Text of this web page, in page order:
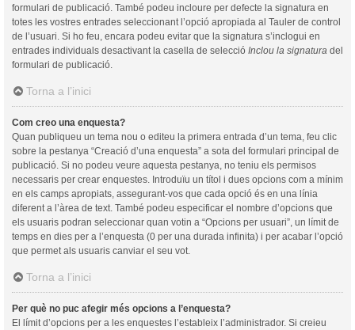
formulari de publicació. També podeu incloure per defecte la signatura en
totes les vostres entrades seleccionant l’opció apropiada al Tauler de control
de l’usuari. Si ho feu, encara podeu evitar que la signatura s’inclogui en
entrades individuals desactivant la casella de selecció Inclou la signatura del
formulari de publicació.
Torna a l’inici
Com creo una enquesta?
Quan publiqueu un tema nou o editeu la primera entrada d’un tema, feu clic
sobre la pestanya “Creació d’una enquesta” a sota del formulari principal de
publicació. Si no podeu veure aquesta pestanya, no teniu els permisos
necessaris per crear enquestes. Introduïu un títol i dues opcions com a mínim
en els camps apropiats, assegurant-vos que cada opció és en una línia
diferent a l’àrea de text. També podeu especificar el nombre d’opcions que
els usuaris podran seleccionar quan votin a “Opcions per usuari”, un límit de
temps en dies per a l’enquesta (0 per una durada infinita) i per acabar l’opció
que permet als usuaris canviar el seu vot.
Torna a l’inici
Per què no puc afegir més opcions a l’enquesta?
El límit d’opcions per a les enquestes l’estableix l’administrador. Si creieu